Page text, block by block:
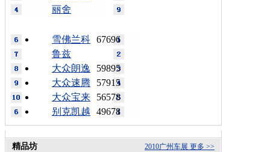
丽舍
67696
雪佛兰科
鲁兹
59895
大众朗逸
57915
大众速腾
56578
大众宝来
49678
别克凯越
更多 >>
2010广州车展
精品坊